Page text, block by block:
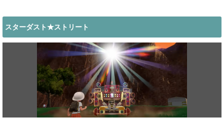
スターダスト★ストリート